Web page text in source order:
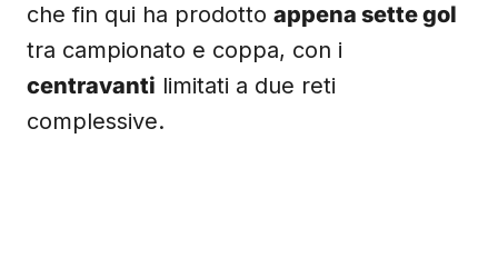
che fin qui ha prodotto appena sette gol
tra campionato e coppa, con i
centravanti limitati a due reti
complessive.